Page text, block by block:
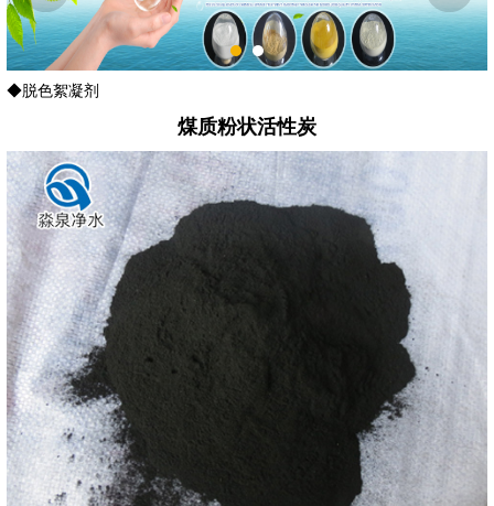
1
2
◆脱色絮凝剂
煤质粉状活性炭